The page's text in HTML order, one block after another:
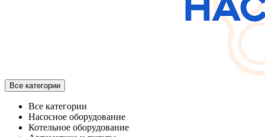
Все категории
Все категории
Насосное оборудование
Котельное оборудование